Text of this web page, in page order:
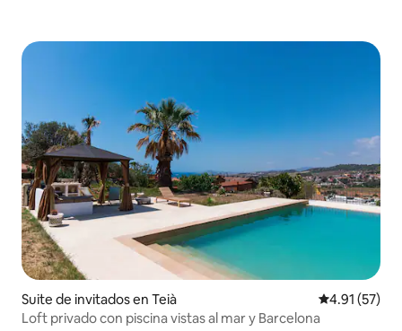
Suite de invitados en Teià Calificación
4.91 (57)
Loft privado con piscina vistas al mar y Barcelona